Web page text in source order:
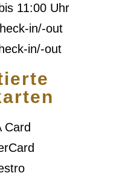
11:00 Uhr
in/-out
in/-out
Card